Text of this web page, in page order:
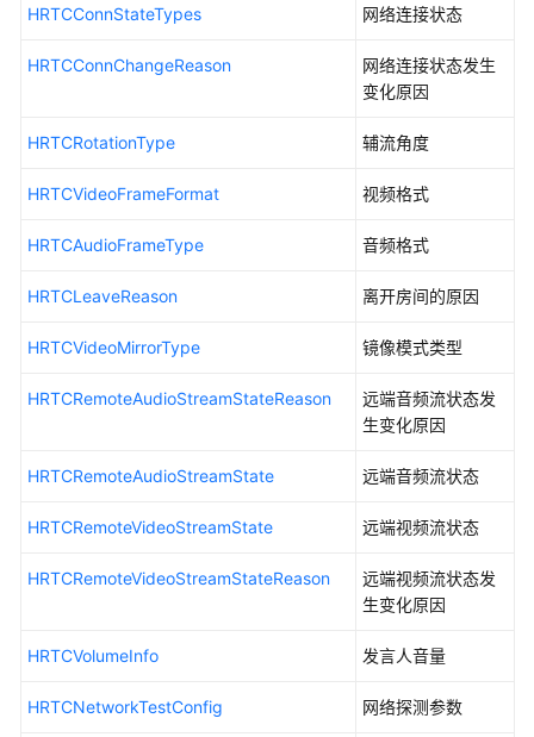
声
使
指
SDK
SDK
用
本
用
HRTCConnStateTypes 网络连接状态
HRTCConnChangeReason
网络连接状态发生
变化原因
HRTCRotationType 辅流角度
HRTCVideoFrameFormat 视频格式
HRTCAudioFrameType 音频格式
HRTCLeaveReason 离开房间的原因
HRTCVideoMirrorType 镜像模式类型
HRTCRemoteAudioStreamStateReason
远端音频流状态发
生变化原因
HRTCRemoteAudioStreamState 远端音频流状态
HRTCRemoteVideoStreamState 远端视频流状态
HRTCRemoteVideoStreamStateReason
远端视频流状态发
生变化原因
HRTCVolumeInfo 发言人音量
HRTCNetworkTestConfig 网络探测参数